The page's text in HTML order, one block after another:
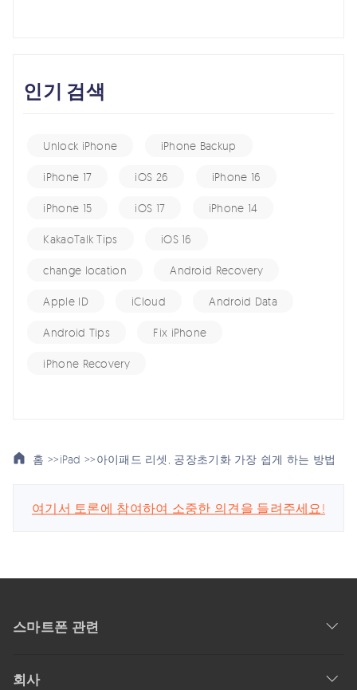
인기 검색
Unlock iPhone iPhone Backup
iPhone 17 iOS 26 iPhone 16
iPhone 15 iOS 17 iPhone 14
KakaoTalk Tips iOS 16
change location Android Recovery
Apple ID iCloud Android Data
Android Tips Fix iPhone
iPhone Recovery
홈 >>iPad >>아이패드 리셋, 공장초기화 가장 쉽게 하는 방법
여기서 토론에 참여하여 소중한 의견을 들려주세요!
스마트폰 관련
회사